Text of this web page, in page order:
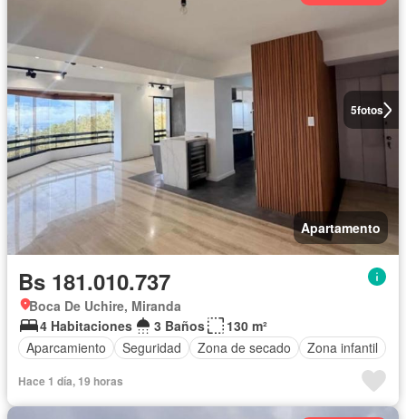
5fotos
Apartamento
Bs 181.010.737
Boca De Uchire, Miranda
4 Habitaciones
3 Baños
130 m²
Aparcamiento
Seguridad Zona de secado Zona infantil
Hace 1 día, 19 horas